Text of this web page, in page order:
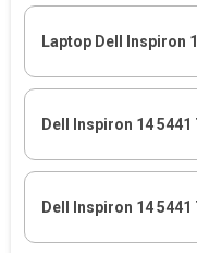
dày đặc.
Laptop Dell Inspiron
Dell Inspiron 14 5441
Dell Inspiron 14